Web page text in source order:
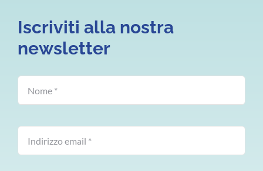
Iscriviti alla nostra
newsletter